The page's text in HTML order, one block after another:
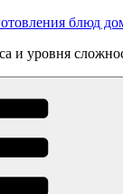
блюд
и уровня